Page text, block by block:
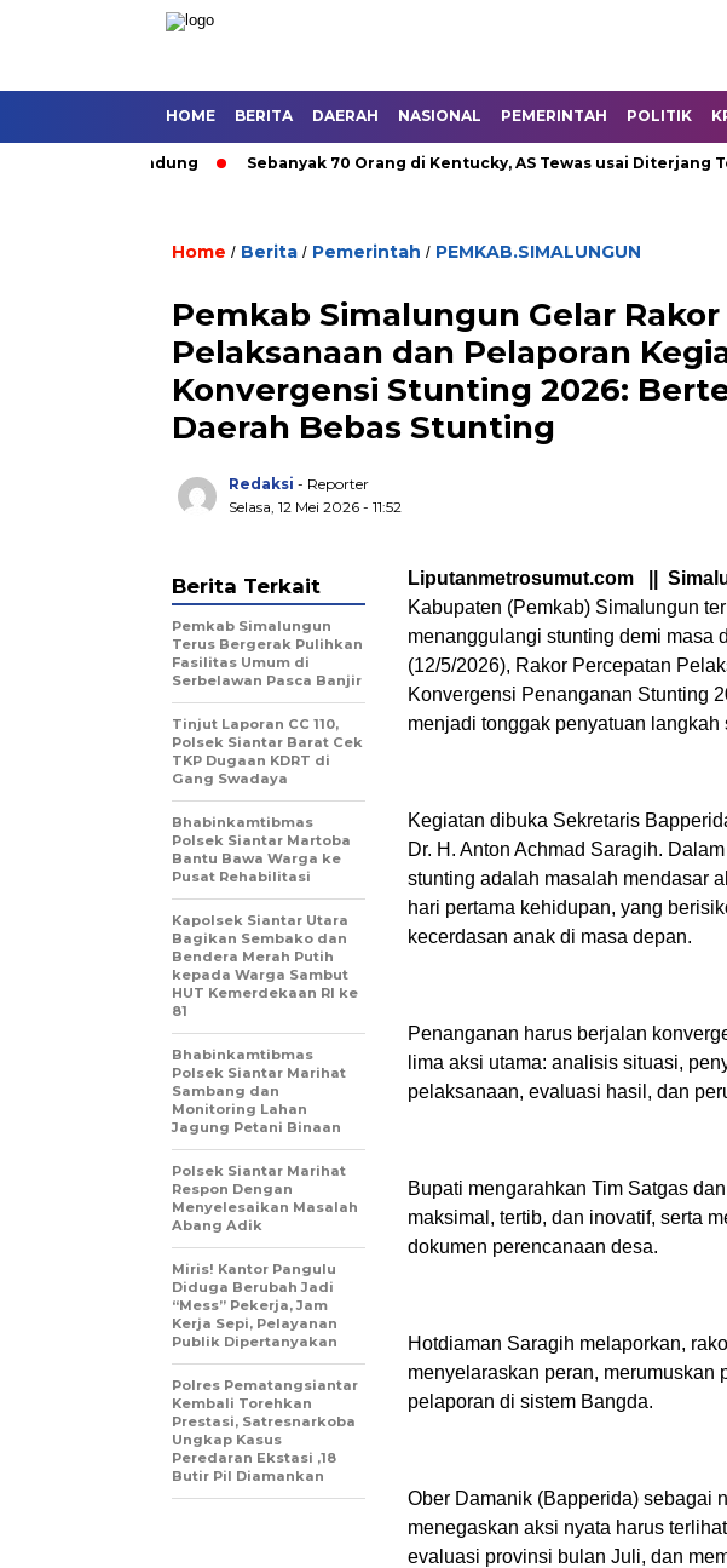
HOME BERITA DAERAH NASIONAL PEMERINTAH POLITIK
di Bandung Sebanyak 70 Orang di Kentucky, AS Tewas usai Diterjang
Home / Berita / Pemerintah / PEMKAB.SIMALUNGUN
Pemkab Simalungun Gelar
Pelaksanaan dan Pelaporan
Konvergensi Stunting 2026:
Daerah Bebas Stunting
Redaksi - Reporter
Selasa, 12 Mei 2026 - 11:52
Liputanmetrosumut.com ||
Kabupaten (Pemkab) Simalungun
menanggulangi stunting demi masa
(12/5/2026), Rakor Percepatan
Konvergensi Penanganan Stunting
menjadi tonggak penyatuan
Kegiatan dibuka Sekretaris
Dr. H. Anton Achmad Saragih.
stunting adalah masalah mendasar
hari pertama kehidupan, yang
kecerdasan anak di masa depan.
Penanganan harus berjalan
lima aksi utama: analisis situasi,
pelaksanaan, evaluasi hasil, dan
Bupati mengarahkan Tim Satgas
maksimal, tertib, dan inovatif, serta
dokumen perencanaan desa.
Hotdiaman Saragih melaporkan,
menyelaraskan peran, merumuskan
pelaporan di sistem Bangda.
Ober Damanik (Bapperida) sebagai
menegaskan aksi nyata harus
evaluasi provinsi bulan Juli, dan
Berita Terkait
Pemkab Simalungun
Terus Bergerak Pulihkan
Fasilitas Umum di
Serbelawan Pasca Banjir
Tinjut Laporan CC 110,
Polsek Siantar Barat Cek
TKP Dugaan KDRT di
Gang Swadaya
Bhabinkamtibmas
Polsek Siantar Martoba
Bantu Bawa Warga ke
Pusat Rehabilitasi
Kapolsek Siantar Utara
Bagikan Sembako dan
Bendera Merah Putih
kepada Warga Sambut
HUT Kemerdekaan RI ke
81
Bhabinkamtibmas
Polsek Siantar Marihat
Sambang dan
Monitoring Lahan
Jagung Petani Binaan
Polsek Siantar Marihat
Respon Dengan
Menyelesaikan Masalah
Abang Adik
Miris! Kantor Pangulu
Diduga Berubah Jadi
“Mess” Pekerja, Jam
Kerja Sepi, Pelayanan
Publik Dipertanyakan
Polres Pematangsiantar
Kembali Torehkan
Prestasi, Satresnarkoba
Ungkap Kasus
Peredaran Ekstasi ,18
Butir Pil Diamankan